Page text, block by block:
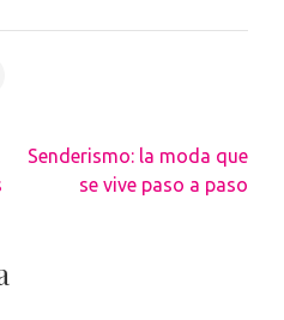
Senderismo: la moda que
se vive paso a paso